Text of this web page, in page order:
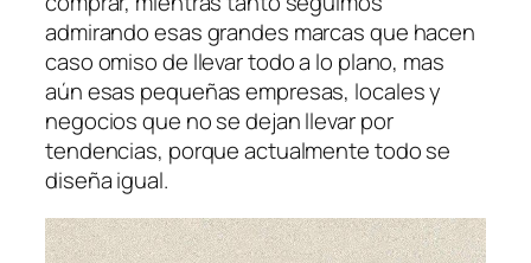
admirando esas grandes marcas que hacen
caso omiso de llevar todo a lo plano, mas
aún esas pequeñas empresas, locales y
negocios que no se dejan llevar por
tendencias, porque actualmente todo se
diseña igual.